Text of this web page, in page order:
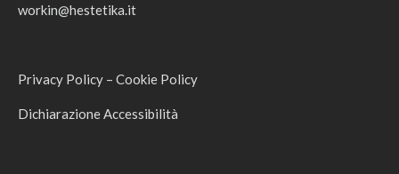
workin@hestetika.it
Privacy Policy – Cookie Policy
Dichiarazione Accessibilità